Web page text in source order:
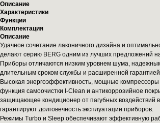
Описание
Характеристики
Функции
Комплектация
Описание
Удачное сочетание лаконичного дизайна и
делают серию BERG одним из лучших предложений
Приборы отличаются низким уровнем шума,
длительным сроком службы и расширенной гарантией
Высокая энергоэффективность, мощные компрессоры
функция самоочистки I-Clean и антикоррозийное
защищающее кондиционер от пагубных воздействий
гарантируют долговечность эксплуатации приборов.
Режимы Turbo и Sleeр обеспечивают эффективную